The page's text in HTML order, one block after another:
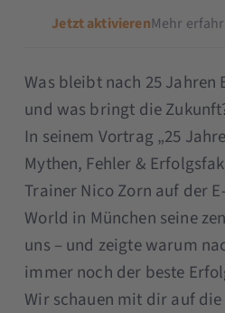
Jetzt aktivierenMehr
Was bleibt nach 25 Jahren
und was bringt die
In seinem Vortrag „25
Mythen, Fehler &
Trainer Nico Zorn auf der
World in München seine
uns – und zeigte warum
immer noch der beste
Wir schauen mit dir auf